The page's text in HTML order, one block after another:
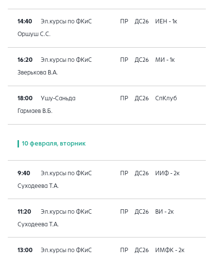
14:40 Эл.курсы по ФКиС ПР ДС26 ИЕН - 1к
Оршуш С.С.
16:20 Эл.курсы по ФКиС ПР ДС26 МИ - 1к
Зверькова В.А.
18:00 Ушу-Саньда ПР ДС26 СпКлуб
Гармаев В.Б.
10 февраля, вторник
9:40 Эл.курсы по ФКиС ПР ДС26 ИИФ - 2к
Суходеева Т.А.
11:20 Эл.курсы по ФКиС ПР ДС26 ВИ - 2к
Суходеева Т.А.
13:00 Эл.курсы по ФКиС ПР ДС26 ИМФК - 2к